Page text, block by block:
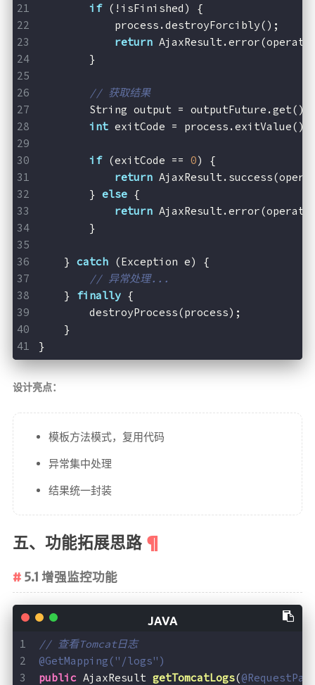
if (!isFinished) {
            process.destroyForcibly();
return
        }
// 获取结果
        String output = outputFuture.get();
int exitCode = process.exitValue();
if (exitCode == 0) {
return
        }
else {
return
        }
    }
catch (Exception e) {
// 异常处理...
    }
finally {
        destroyProcess(process);
    }
}
设计亮点：
模板方法模式，复用代码
异常集中处理
结果统一封装
五、功能拓展思路
5.1 增强监控功能
// 查看Tomcat日志
@GetMapping("/logs")
public AjaxResult getTomcatLogs(